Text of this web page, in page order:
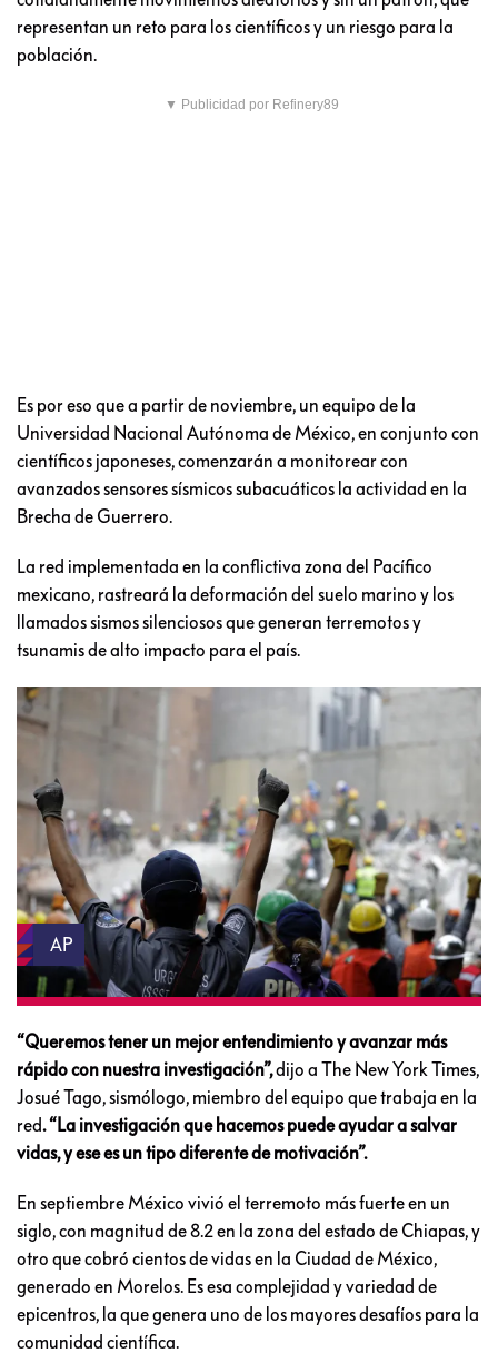
representan un reto para los científicos y un riesgo para la
población.
▼ Publicidad por Refinery89
Es por eso que a partir de noviembre, un equipo de la
Universidad Nacional Autónoma de México, en conjunto con
científicos japoneses, comenzarán a monitorear con
avanzados sensores sísmicos subacuáticos la actividad en la
Brecha de Guerrero.
La red implementada en la conflictiva zona del Pacífico
mexicano, rastreará la deformación del suelo marino y los
llamados sismos silenciosos que generan terremotos y
tsunamis de alto impacto para el país.
AP
“Queremos tener un mejor entendimiento y avanzar más
rápido con nuestra investigación”,dijo a The New York Times,
Josué Tago, sismólogo, miembro del equipo que trabaja en la
red. “La investigación que hacemos puede ayudar a salvar
vidas, y ese es un tipo diferente de motivación”.
En septiembre México vivió el terremoto más fuerte en un
siglo, con magnitud de 8.2 en la zona del estado de Chiapas, y
otro que cobró cientos de vidas en la Ciudad de México,
generado en Morelos. Es esa complejidad y variedad de
epicentros, la que genera uno de los mayores desafíos para la
comunidad científica.